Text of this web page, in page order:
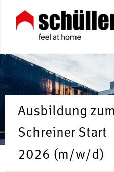
Ausbildung zum
Schreiner Start
2026 (m/w/d)